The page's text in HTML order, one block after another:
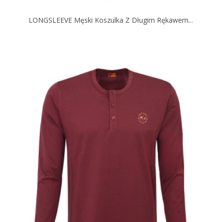
LONGSLEEVE Męski Koszulka Z Długim Rękawem...